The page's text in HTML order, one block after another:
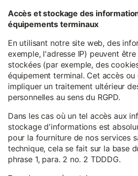
Accès et stockage des
équipements terminaux
En utilisant notre site web, des
exemple, l'adresse IP) peuvent
stockées (par exemple, des
équipement terminal. Cet accès
impliquer un traitement ultérieur
personnelles au sens du RGPD.
Dans les cas où un tel accès aux
stockage d'informations est
pour la fourniture de nos services
technique, cela se fait sur la base
phrase 1, para. 2 no. 2 TDDDG.